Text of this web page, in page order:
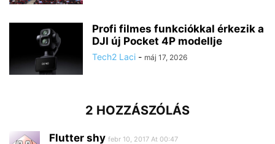
Profi filmes funkciókkal érkezik a
DJI új Pocket 4P modellje
Tech2 Laci - máj 17, 2026
2 HOZZÁSZÓLÁS
Flutter shy febr 10, 2017 At 00:47